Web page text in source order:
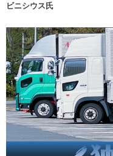
ビニシウス氏